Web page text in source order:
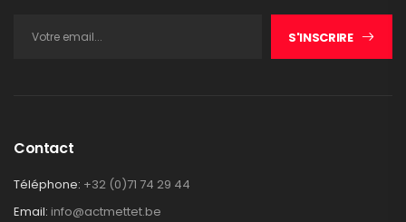
S'INSCRIRE
Contact
Téléphone: +32 (0)71 74 29 44
Email: info@actmettet.be